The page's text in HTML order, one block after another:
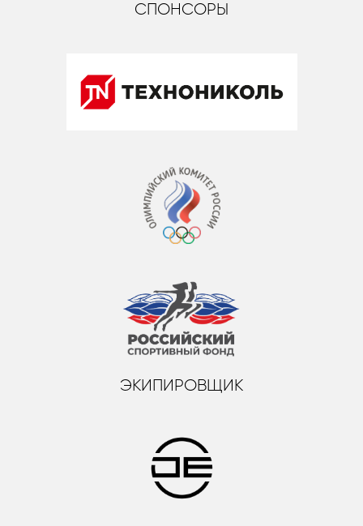
СПОНСОРЫ
ЭКИПИРОВЩИК